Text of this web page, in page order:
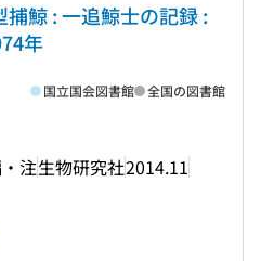
捕鯨 : 一追鯨士の記録 :
年
注生物研究社2014.11
国立国会図書館 全国の図書館